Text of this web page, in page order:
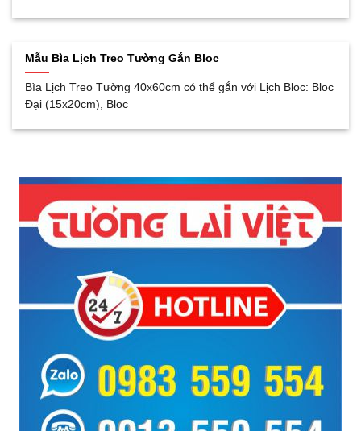
Mẫu Bìa Lịch Treo Tường Gắn Bloc
Bìa Lịch Treo Tường 40x60cm có thể gắn với Lịch Bloc: Bloc
Đại (15x20cm), Bloc